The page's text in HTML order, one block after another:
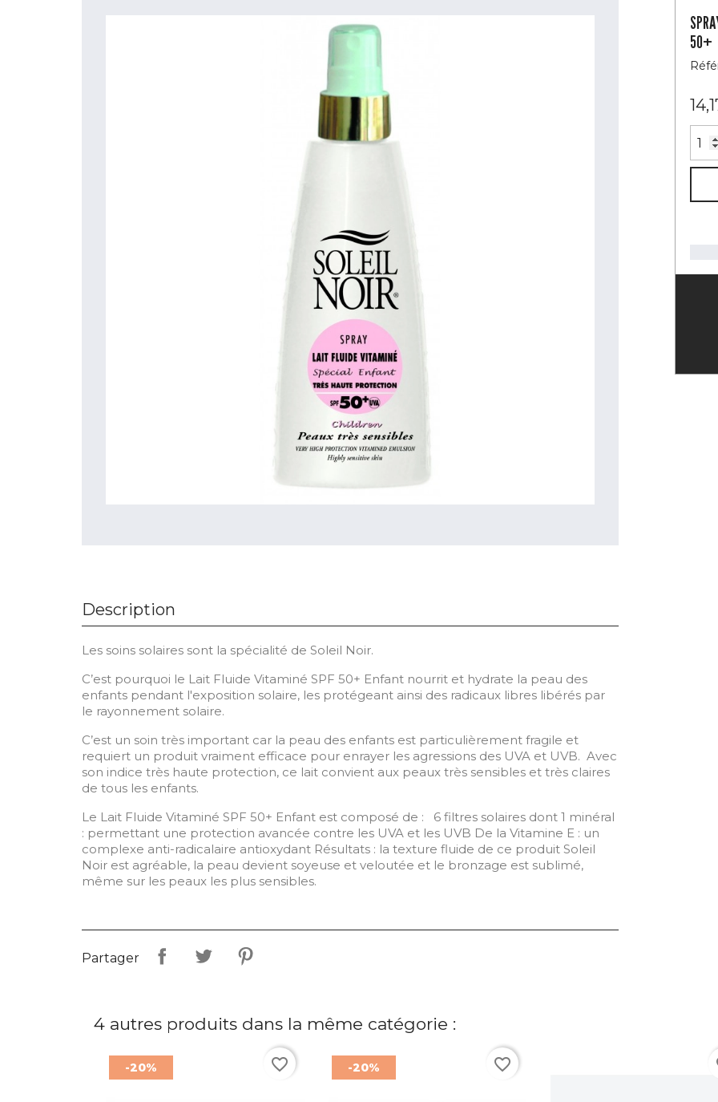
50+
Description
Les soins solaires sont la spécialité de Soleil Noir.
C’est pourquoi le Lait Fluide Vitaminé SPF 50+ Enfant nourrit et hydrate la peau des
enfants pendant l'exposition solaire, les protégeant ainsi des radicaux libres libérés par
le rayonnement solaire.
C’est un soin très important car la peau des enfants est particulièrement fragile et
requiert un produit vraiment efficace pour enrayer les agressions des UVA et UVB. Avec
son indice très haute protection, ce lait convient aux peaux très sensibles et très claires
de tous les enfants.
Le Lait Fluide Vitaminé SPF 50+ Enfant est composé de : 6 filtres solaires dont 1 minéral
: permettant une protection avancée contre les UVA et les UVB De la Vitamine E : un
complexe anti-radicalaire antioxydant Résultats : la texture fluide de ce produit Soleil
Noir est agréable, la peau devient soyeuse et veloutée et le bronzage est sublimé,
même sur les peaux les plus sensibles.
Partager
4 autres produits dans la même catégorie :
-20% favorite_border -20% favorite_border